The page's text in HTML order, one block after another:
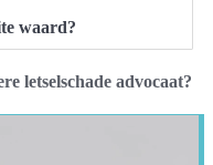
waard?
letselschade advocaat?